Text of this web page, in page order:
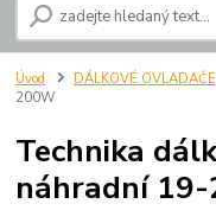
Úvod DÁLKOVÉ OVLADAČE
200W
Technika
náhradní